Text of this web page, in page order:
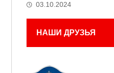
03.10.2024
НАШИ ДРУЗЬЯ